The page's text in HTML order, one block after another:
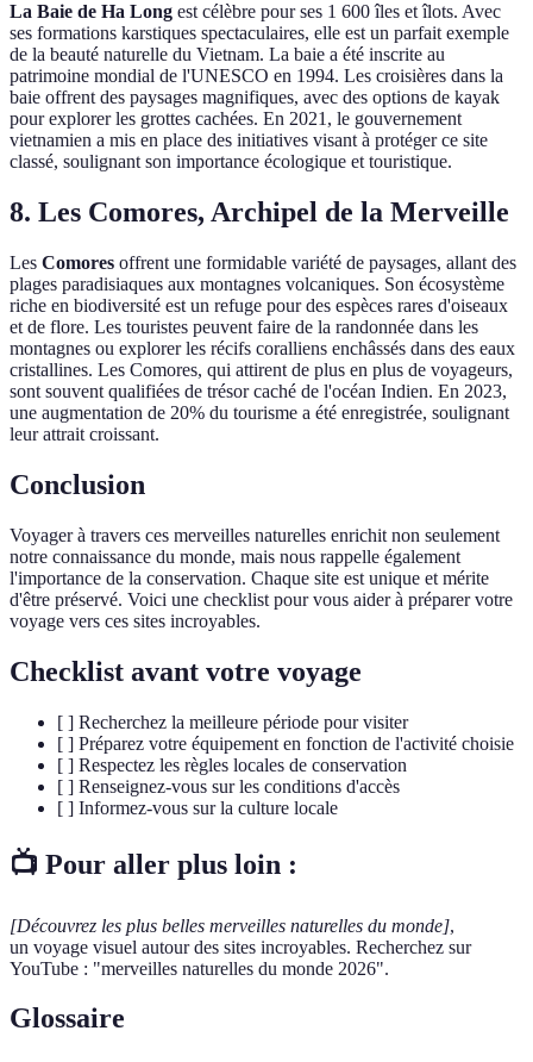
La Baie de Ha Long est célèbre pour ses 1 600 îles et îlots. Avec
ses formations karstiques spectaculaires, elle est un parfait exemple
de la beauté naturelle du Vietnam. La baie a été inscrite au
patrimoine mondial de l'UNESCO en 1994. Les croisières dans la
baie offrent des paysages magnifiques, avec des options de kayak
pour explorer les grottes cachées. En 2021, le gouvernement
vietnamien a mis en place des initiatives visant à protéger ce site
classé, soulignant son importance écologique et touristique.
8. Les Comores, Archipel de la Merveille
Les Comores offrent une formidable variété de paysages, allant des
plages paradisiaques aux montagnes volcaniques. Son écosystème
riche en biodiversité est un refuge pour des espèces rares d'oiseaux
et de flore. Les touristes peuvent faire de la randonnée dans les
montagnes ou explorer les récifs coralliens enchâssés dans des eaux
cristallines. Les Comores, qui attirent de plus en plus de voyageurs,
sont souvent qualifiées de trésor caché de l'océan Indien. En 2023,
une augmentation de 20% du tourisme a été enregistrée, soulignant
leur attrait croissant.
Conclusion
Voyager à travers ces merveilles naturelles enrichit non seulement
notre connaissance du monde, mais nous rappelle également
l'importance de la conservation. Chaque site est unique et mérite
d'être préservé. Voici une checklist pour vous aider à préparer votre
voyage vers ces sites incroyables.
Checklist avant votre voyage
[ ] Recherchez la meilleure période pour visiter
[ ] Préparez votre équipement en fonction de l'activité choisie
[ ] Respectez les règles locales de conservation
[ ] Renseignez-vous sur les conditions d'accès
[ ] Informez-vous sur la culture locale
📺 Pour aller plus loin :
[Découvrez les plus belles merveilles naturelles du monde],
un voyage visuel autour des sites incroyables. Recherchez sur
YouTube : "merveilles naturelles du monde 2026".
Glossaire